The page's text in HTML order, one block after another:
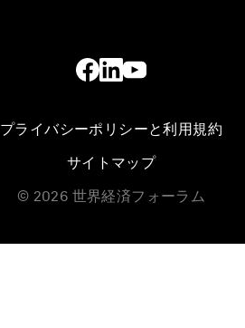
プライバシーポリシーと利用規約
サイトマップ
© 2026 世界経済フォーラム